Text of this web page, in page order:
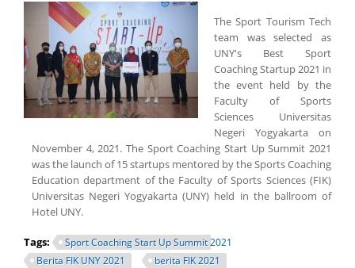
The Sport Tourism Tech
team was selected as
UNY's Best Sport
Coaching Startup 2021 in
the event held by the
Faculty of Sports
Sciences Universitas
Negeri Yogyakarta on
November 4, 2021. The Sport Coaching Start Up Summit 2021
was the launch of 15 startups mentored by the Sports Coaching
Education department of the Faculty of Sports Sciences (FIK)
Universitas Negeri Yogyakarta (UNY) held in the ballroom of
Hotel UNY.
Tags:
Sport Coaching Start Up Summit 2021
Berita FIK UNY 2021
berita FIK 2021